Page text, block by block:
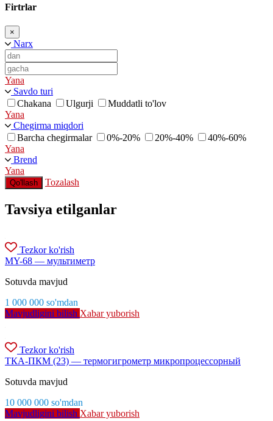
Firtrlar
×
Narx
Yana
Savdo turi
Chakana
Ulgurji
Muddatli to'lov
Yana
Chegirma miqdori
Barcha chegirmalar
0%-20% 20%-40%
40%-60%
Yana
Brend
Yana
Qo'llash Tozalash
Tavsiya etilganlar
Tezkor ko'rish
MY-68 — мультиметр
Sotuvda mavjud
1 000 000 so'mdan
Mavjudligini bilish Xabar yuborish
Tezkor ko'rish
ТКА-ПКМ (23) — термогигрометр микропроцессорный
Sotuvda mavjud
10 000 000 so'mdan
Mavjudligini bilish Xabar yuborish